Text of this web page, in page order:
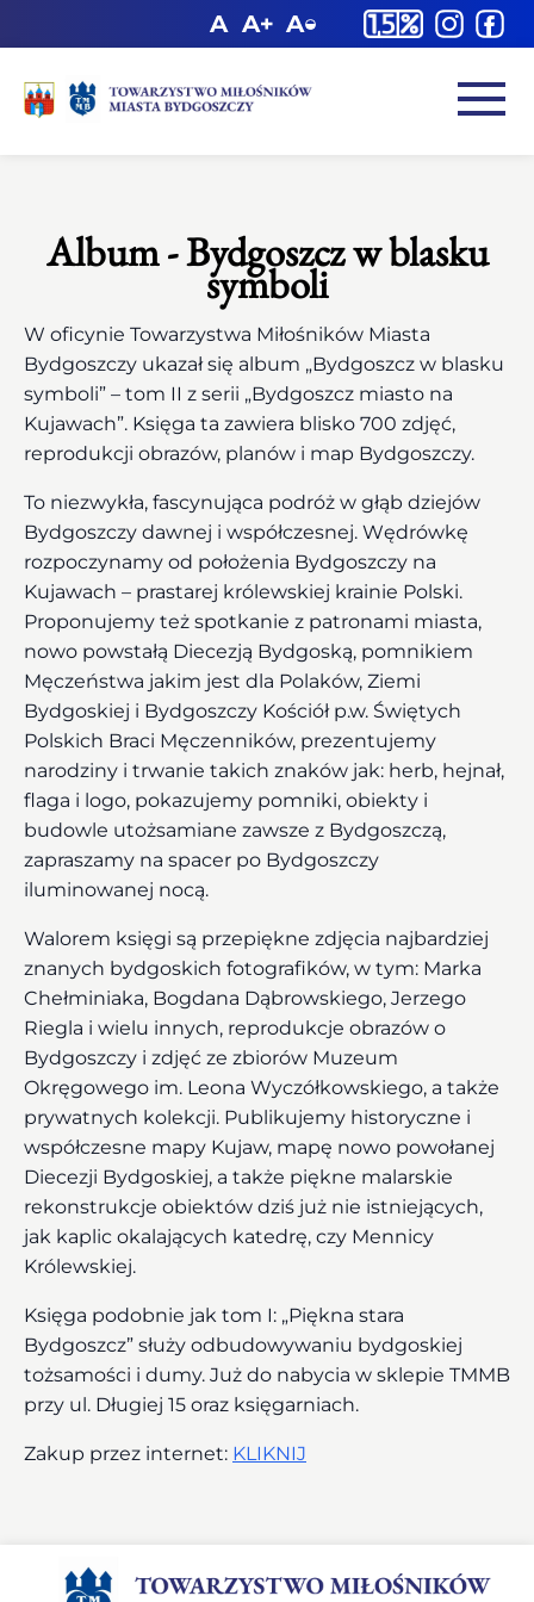
Album - Bydgoszcz w blasku
symboli
W oficynie Towarzystwa Miłośników Miasta
Bydgoszczy ukazał się album „Bydgoszcz w blasku
symboli” – tom II z serii „Bydgoszcz miasto na
Kujawach”. Księga ta zawiera blisko 700 zdjęć,
reprodukcji obrazów, planów i map Bydgoszczy.
To niezwykła, fascynująca podróż w głąb dziejów
Bydgoszczy dawnej i współczesnej. Wędrówkę
rozpoczynamy od położenia Bydgoszczy na
Kujawach – prastarej królewskiej krainie Polski.
Proponujemy też spotkanie z patronami miasta,
nowo powstałą Diecezją Bydgoską, pomnikiem
Męczeństwa jakim jest dla Polaków, Ziemi
Bydgoskiej i Bydgoszczy Kościół p.w. Świętych
Polskich Braci Męczenników, prezentujemy
narodziny i trwanie takich znaków jak: herb, hejnał,
flaga i logo, pokazujemy pomniki, obiekty i
budowle utożsamiane zawsze z Bydgoszczą,
zapraszamy na spacer po Bydgoszczy
iluminowanej nocą.
Walorem księgi są przepiękne zdjęcia najbardziej
znanych bydgoskich fotografików, w tym: Marka
Chełminiaka, Bogdana Dąbrowskiego, Jerzego
Riegla i wielu innych, reprodukcje obrazów o
Bydgoszczy i zdjęć ze zbiorów Muzeum
Okręgowego im. Leona Wyczółkowskiego, a także
prywatnych kolekcji. Publikujemy historyczne i
współczesne mapy Kujaw, mapę nowo powołanej
Diecezji Bydgoskiej, a także piękne malarskie
rekonstrukcje obiektów dziś już nie istniejących,
jak kaplic okalających katedrę, czy Mennicy
Królewskiej.
Księga podobnie jak tom I: „Piękna stara
Bydgoszcz” służy odbudowywaniu bydgoskiej
tożsamości i dumy. Już do nabycia w sklepie TMMB
przy ul. Długiej 15 oraz księgarniach.
Zakup przez internet: KLIKNIJ